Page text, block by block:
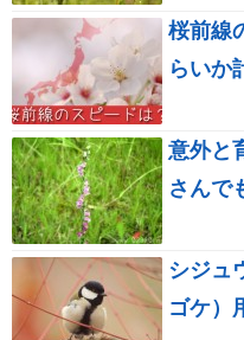
桜前線
らいか
意外と
さんで
シジュ
ゴケ）